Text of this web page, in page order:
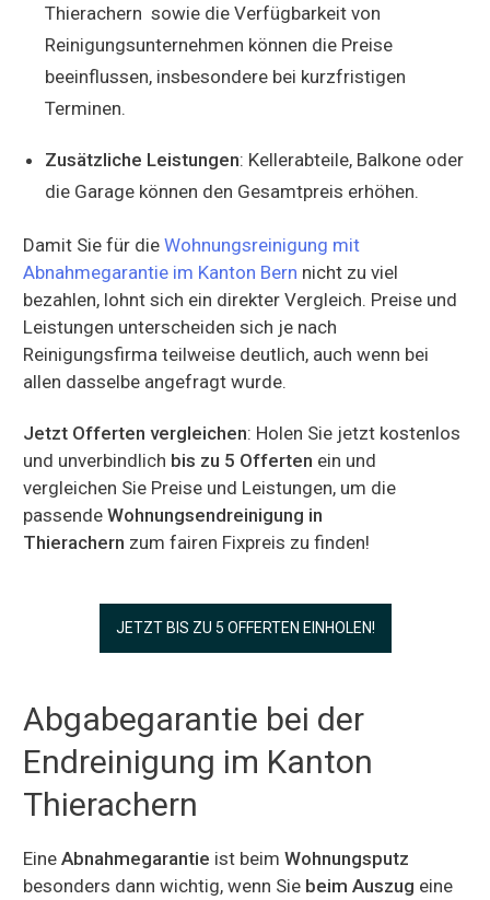
Thierachern sowie die Verfügbarkeit von
Reinigungsunternehmen können die Preise
beeinflussen, insbesondere bei kurzfristigen
Terminen.
Zusätzliche Leistungen: Kellerabteile, Balkone oder
die Garage können den Gesamtpreis erhöhen.
Damit Sie für die Wohnungsreinigung mit
Abnahmegarantie im Kanton Bern nicht zu viel
bezahlen, lohnt sich ein direkter Vergleich. Preise und
Leistungen unterscheiden sich je nach
Reinigungsfirma teilweise deutlich, auch wenn bei
allen dasselbe angefragt wurde.
Jetzt Offerten vergleichen: Holen Sie jetzt kostenlos
und unverbindlich bis zu 5 Offerten ein und
vergleichen Sie Preise und Leistungen, um die
passende Wohnungsendreinigung in
Thierachern zum fairen Fixpreis zu finden!
JETZT BIS ZU 5 OFFERTEN EINHOLEN!
Abgabegarantie bei der
Endreinigung im Kanton
Thierachern
Eine Abnahmegarantie ist beim Wohnungsputz
besonders dann wichtig, wenn Sie beim Auszug eine